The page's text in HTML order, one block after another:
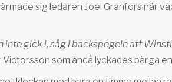
sig ledaren Joel Granfors när
inte gick i, såg i backspegeln att
Victorsson som ändå lyckades bärga